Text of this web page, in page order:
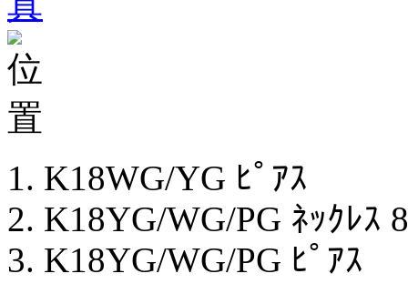
K18WG/YG ﾋﾟｱｽ
K18YG/WG/PG ﾈｯｸﾚｽ
K18YG/WG/PG ﾋﾟｱｽ